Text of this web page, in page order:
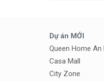
Dự án MỚI
Queen Home An
Casa Mall
City Zone